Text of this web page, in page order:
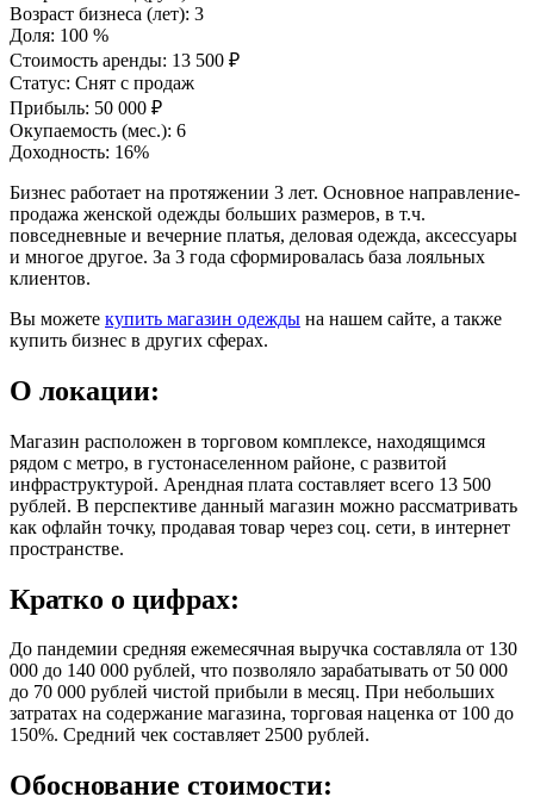
Возраст бизнеса (лет): 3
Доля: 100 %
Стоимость аренды: 13 500 ₽
Статус: Снят с продаж
Прибыль: 50 000 ₽
Окупаемость (мес.): 6
Доходность: 16%
Бизнес работает на протяжении 3 лет. Основное направление-
продажа женской одежды больших размеров, в т.ч.
повседневные и вечерние платья, деловая одежда, аксессуары
и многое другое. За 3 года сформировалась база лояльных
клиентов.
Вы можете купить магазин одежды на нашем сайте, а также
купить бизнес в других сферах.
О локации:
Магазин расположен в торговом комплексе, находящимся
рядом с метро, в густонаселенном районе, с развитой
инфраструктурой. Арендная плата составляет всего 13 500
рублей. В перспективе данный магазин можно рассматривать
как офлайн точку, продавая товар через соц. сети, в интернет
пространстве.
Кратко о цифрах:
До пандемии средняя ежемесячная выручка составляла от 130
000 до 140 000 рублей, что позволяло зарабатывать от 50 000
до 70 000 рублей чистой прибыли в месяц. При небольших
затратах на содержание магазина, торговая наценка от 100 до
150%. Средний чек составляет 2500 рублей.
Обоснование стоимости: